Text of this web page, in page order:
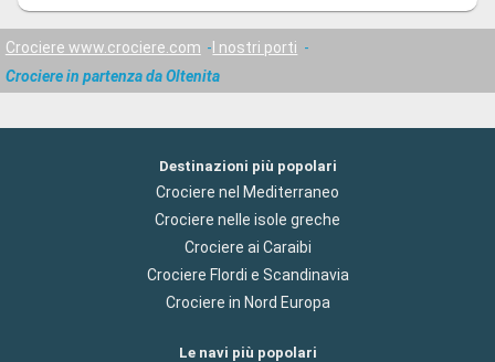
Crociere www.crociere.com
I nostri porti
Crociere in partenza da Oltenita
Destinazioni più popolari
Crociere nel Mediterraneo
Crociere nelle isole greche
Crociere ai Caraibi
Crociere Flordi e Scandinavia
Crociere in Nord Europa
Le navi più popolari